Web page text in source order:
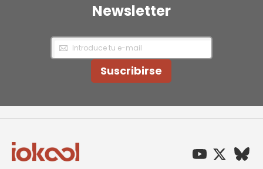
Newsletter
Inscríbase
nuestro
Suscribirse